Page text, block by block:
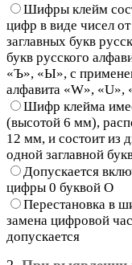
Шифры клейм
цифр в виде чисел
заглавных букв
букв русского
«Ъ», «Ы», с
алфавита «W», «U»,
Шифр клейма
(высотой 6 мм),
12 мм, и состоит из
одной заглавной
Допускается
цифры 0 буквой О
Перестановка в
замена цифровой
допускается